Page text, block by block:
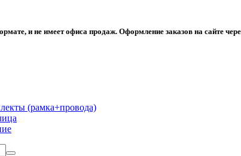
и не имеет офиса продаж. Оформление заказов на сайте
(рамка+провода)